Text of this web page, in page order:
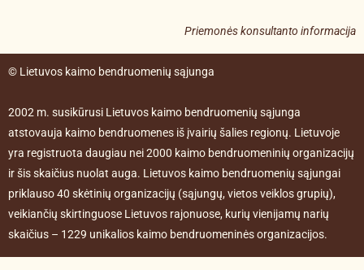
Priemonės konsultanto informacija
© Lietuvos kaimo bendruomenių sąjunga
2002 m. susikūrusi Lietuvos kaimo bendruomenių sąjunga
atstovauja kaimo bendruomenes iš įvairių šalies regionų. Lietuvoje
yra registruota daugiau nei 2000 kaimo bendruomeninių organizacijų
ir šis skaičius nuolat auga. Lietuvos kaimo bendruomenių sąjungai
priklauso 40 skėtinių organizacijų (sąjungų, vietos veiklos grupių),
veikiančių skirtinguose Lietuvos rajonuose, kurių vienijamų narių
skaičius – 1229 unikalios kaimo bendruomeninės organizacijos.